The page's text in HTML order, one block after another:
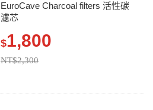
EuroCave Charcoal filters 活性碳
濾芯
$1,800
NT$2,300